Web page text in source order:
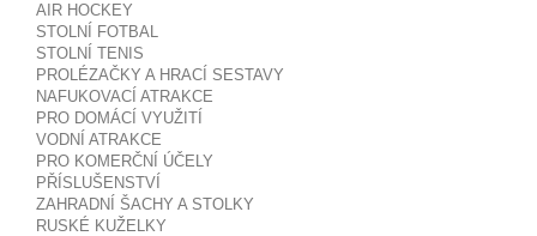
AIR HOCKEY
STOLNÍ FOTBAL
STOLNÍ TENIS
PROLÉZAČKY A HRACÍ SESTAVY
NAFUKOVACÍ ATRAKCE
PRO DOMÁCÍ VYUŽITÍ
VODNÍ ATRAKCE
PRO KOMERČNÍ ÚČELY
PŘÍSLUŠENSTVÍ
ZAHRADNÍ ŠACHY A STOLKY
RUSKÉ KUŽELKY